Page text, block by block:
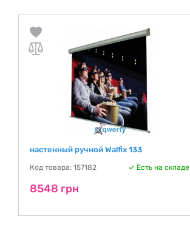
настенный ручной Walfix 133
Код товара: 157182 Есть на складе
8548 грн